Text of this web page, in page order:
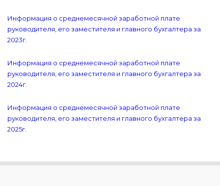
Информация о среднемесячной заработной плате
руководителя, его заместителя и главного бухгалтера за
2023г.
Информация о среднемесячной заработной плате
руководителя, его заместителя и главного бухгалтера за
2024г.
Информация о среднемесячной заработной плате
руководителя, его заместителя и главного бухгалтера за
2025г.